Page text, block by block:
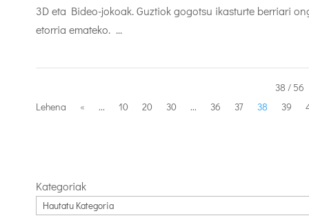
3D eta Bideo-jokoak. Guztiok gogotsu ikasturte berriari
etorria emateko. ...
38 / 56
Lehena
« ... 10 20 30 ... 36 37 38 39
Kategoriak